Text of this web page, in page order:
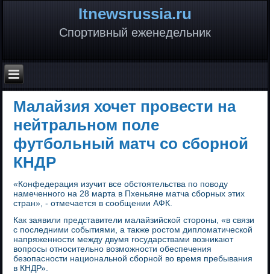
Itnewsrussia.ru
Спортивный еженедельник
Малайзия хочет провести на
нейтральном поле
футбольный матч со сборной
КНДР
«Конфедерация изучит все обстоятельства по поводу
намеченного на 28 марта в Пхеньяне матча сборных этих
стран», - отмечается в сообщении АФК.
Как заявили представители малайзийской стороны, «в связи
с последними событиями, а также ростом дипломатической
напряженности между двумя государствами возникают
вопросы относительно возможности обеспечения
безопасности национальной сборной во время пребывания
в КНДР».